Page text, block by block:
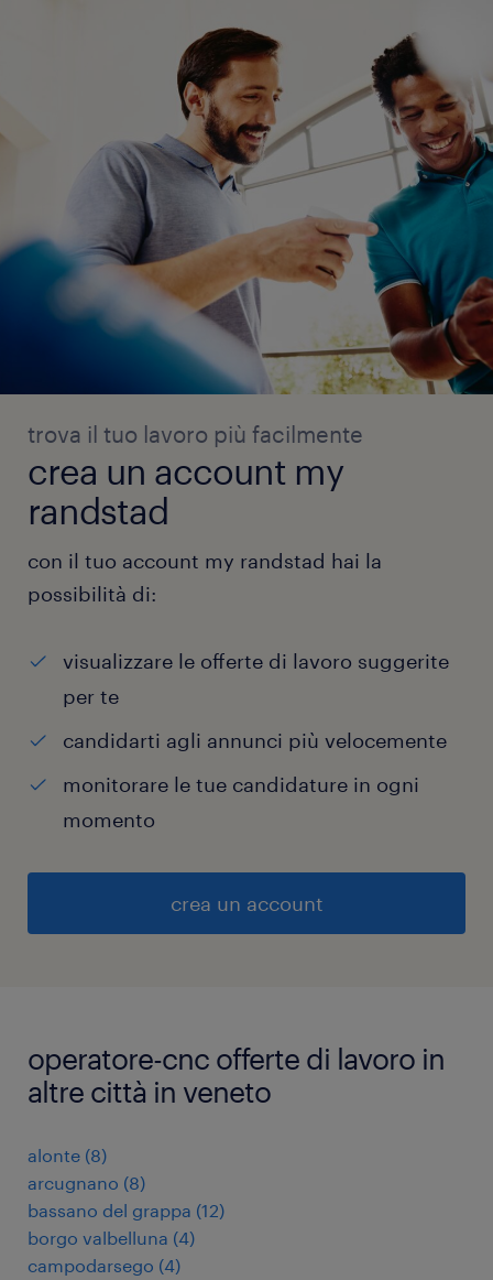
trova il tuo lavoro più facilmente
crea un account my
randstad
con il tuo account my randstad hai la
possibilità di:
visualizzare le offerte di lavoro suggerite
per te
candidarti agli annunci più velocemente
monitorare le tue candidature in ogni
momento
crea un account
operatore-cnc offerte di lavoro in
altre città in veneto
alonte (8)
arcugnano (8)
bassano del grappa (12)
borgo valbelluna (4)
campodarsego (4)